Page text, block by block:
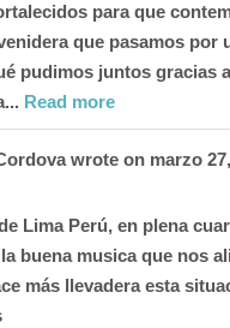
para que
que pasamos por
pudimos juntos gracias
Read more
wrote on marzo
Lima Perú, en plena
buena musica que nos
más llevadera esta